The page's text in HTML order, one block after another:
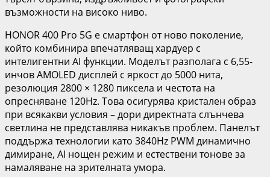
възможности на високо ниво.
HONOR 400 Pro 5G е смартфон от ново поколение,
който комбинира впечатляващ хардуер с
интелигентни AI функции. Моделът разполага с 6,55-
инчов AMOLED дисплей с яркост до 5000 нита,
резолюция 2800 × 1280 пиксела и честота на
опресняване 120Hz. Това осигурява кристален образ
при всякакви условия – дори директната слънчева
светлина не представлява никакъв проблем. Панелът
поддържа технологии като 3840Hz PWM динамично
димиране, AI нощен режим и естествени тонове за
намаляване на зрителната умора.